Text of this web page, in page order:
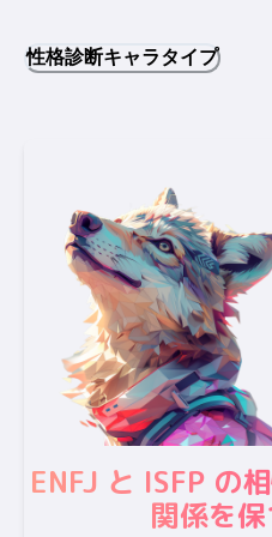
性格診断キャラタイプ
ENFJ と ISFP の
関係を